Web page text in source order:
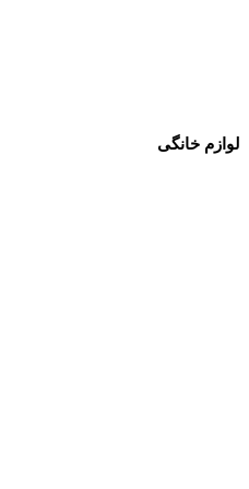
لوازم خانگی